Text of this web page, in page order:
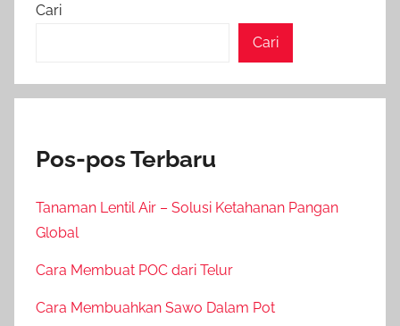
Cari
Cari
Pos-pos Terbaru
Tanaman Lentil Air – Solusi Ketahanan Pangan
Global
Cara Membuat POC dari Telur
Cara Membuahkan Sawo Dalam Pot